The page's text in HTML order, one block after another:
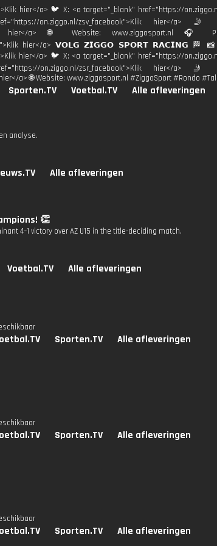
hier</a> 🐦 X: <a target="_blank" href="https://
on.ziggo.nl/zsv_facebook">Klik hier</a>
hier</a> 🌐 Website: www.ziggosport.nl 🎧
hier</a> 𝗩𝗢𝗟𝗚 𝗭𝗜𝗚𝗚𝗢 𝗦𝗣𝗢𝗥𝗧 𝗥𝗔𝗖𝗜𝗡𝗚 🏁 📸
hier</a> 🐦 X: <a target="_blank" href="https://
on.ziggo.nl/zsr_facebook">Klik hier</a>
a> 🌐 Website: www.ziggosport.nl #ZiggoSport #Rondo
Sporten.TV Voetbal.TV Alle afleveringen
analyse.
Alle afleveringen
👏
4–1 victory over AZ U15 in the title-deciding match.
Voetbal.TV Alle afleveringen
Sporten.TV Alle afleveringen
Sporten.TV Alle afleveringen
Sporten.TV Alle afleveringen